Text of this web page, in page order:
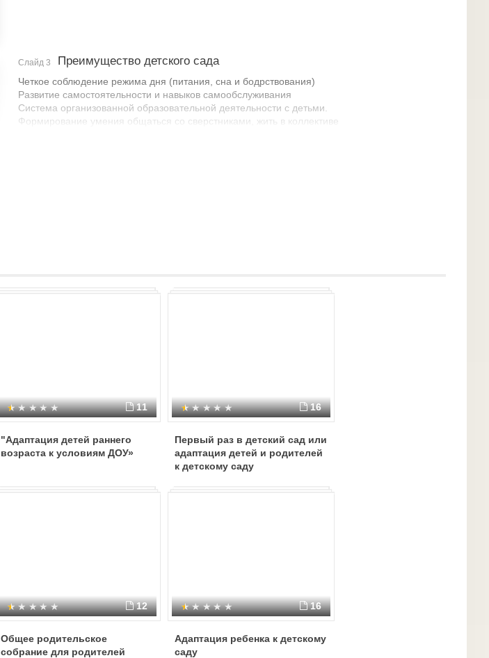
Слайд 3 Преимущество детского сада
Четкое соблюдение режима дня (питания, сна и бодрствования)
Развитие самостоятельности и навыков самообслуживания
Система организованной образовательной деятельности с детьми.
Формирование умения общаться со сверстниками, жить в коллективе
11
"Адаптация детей раннего
возраста к условиям ДОУ»
16
Первый раз в детский сад или
адаптация детей и родителей
к детскому саду
12
Общее родительское
собрание для родителей
16
Адаптация ребенка к детскому
саду